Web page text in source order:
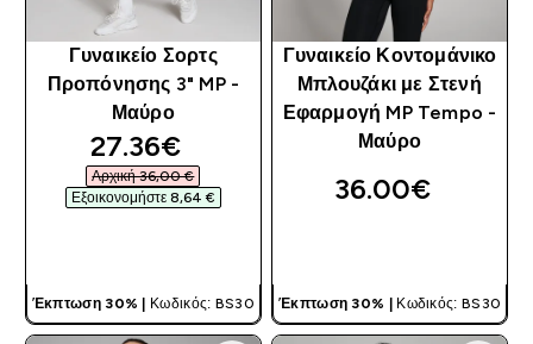
Γυναικείο Σορτς
Προπόνησης 3" MP -
Μαύρο
discounted price
27.36€‎
Αρχική 36,00 €‎
Εξοικονομήστε 8,64 €‎
Έκπτωση 30% | Κωδικός: BS30
Γυναικείο Κοντομάνικο
Μπλουζάκι με Στενή
Εφαρμογή MP Tempo -
Μαύρο
36.00€‎
Έκπτωση 30% | Κωδικός: BS30